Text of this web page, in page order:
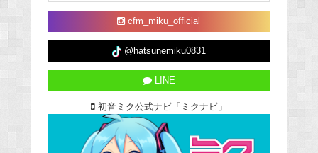
cfm_miku_official
@hatsunemiku0831
LINE
初音ミク公式ナビ「ミクナビ」